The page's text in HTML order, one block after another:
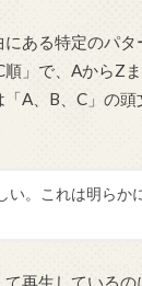
ある特定のパ
」で、AからZ
A、B、C」の頭
い。これは明らか
再生している